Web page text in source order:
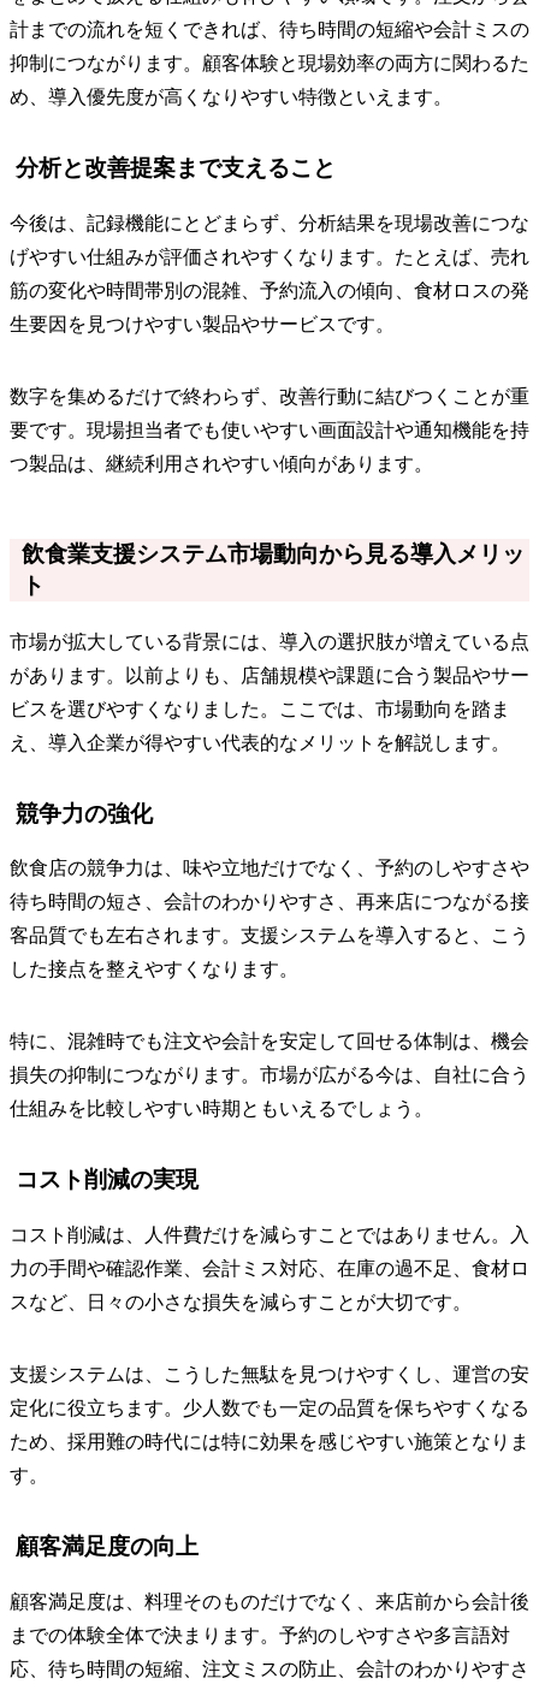
計までの流れを短くできれば、待ち時間の短縮や会計ミスの
抑制につながります。顧客体験と現場効率の両方に関わるた
め、導入優先度が高くなりやすい特徴といえます。
分析と改善提案まで支えること
今後は、記録機能にとどまらず、分析結果を現場改善につな
げやすい仕組みが評価されやすくなります。たとえば、売れ
筋の変化や時間帯別の混雑、予約流入の傾向、食材ロスの発
生要因を見つけやすい製品やサービスです。
数字を集めるだけで終わらず、改善行動に結びつくことが重
要です。現場担当者でも使いやすい画面設計や通知機能を持
つ製品は、継続利用されやすい傾向があります。
飲食業支援システム市場動向から見る導入メリッ
ト
市場が拡大している背景には、導入の選択肢が増えている点
があります。以前よりも、店舗規模や課題に合う製品やサー
ビスを選びやすくなりました。ここでは、市場動向を踏ま
え、導入企業が得やすい代表的なメリットを解説します。
競争力の強化
飲食店の競争力は、味や立地だけでなく、予約のしやすさや
待ち時間の短さ、会計のわかりやすさ、再来店につながる接
客品質でも左右されます。支援システムを導入すると、こう
した接点を整えやすくなります。
特に、混雑時でも注文や会計を安定して回せる体制は、機会
損失の抑制につながります。市場が広がる今は、自社に合う
仕組みを比較しやすい時期ともいえるでしょう。
コスト削減の実現
コスト削減は、人件費だけを減らすことではありません。入
力の手間や確認作業、会計ミス対応、在庫の過不足、食材ロ
スなど、日々の小さな損失を減らすことが大切です。
支援システムは、こうした無駄を見つけやすくし、運営の安
定化に役立ちます。少人数でも一定の品質を保ちやすくなる
ため、採用難の時代には特に効果を感じやすい施策となりま
す。
顧客満足度の向上
顧客満足度は、料理そのものだけでなく、来店前から会計後
までの体験全体で決まります。予約のしやすさや多言語対
応、待ち時間の短縮、注文ミスの防止、会計のわかりやすさ